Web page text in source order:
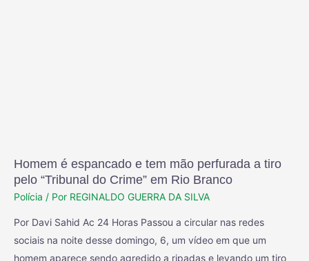
Homem é espancado e tem mão perfurada a tiro
pelo “Tribunal do Crime” em Rio Branco
Polícia / Por REGINALDO GUERRA DA SILVA
Por Davi Sahid Ac 24 Horas Passou a circular nas redes
sociais na noite desse domingo, 6, um vídeo em que um
homem aparece sendo agredido a ripadas e levando um tiro